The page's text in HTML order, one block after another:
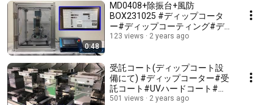
0:48
MD0408+除振台+風防
BOX231025 #ディップコータ
ー#ディップコーティング#デ
ィップ塗工装置#dipcoater#受
BOX
123 views 2 years ago
受託コート(ディップコート設
備にて) #ディップコーター#受
託コート#UVハードコート#撥
水コート#ディップコーティン
501 views 2 years ago